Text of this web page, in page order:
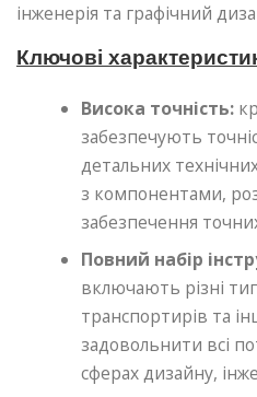
інженерія та графічний
Ключові
Висока точність:
забезпечують
детальних
з компонентами,
забезпечення
Повний набір
включають різні
транспортирів та
задовольнити всі
сферах дизайну,